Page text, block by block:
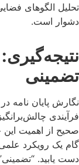
تحلیل الگوهای
دشوار است.
تضمینی
نگارش پایان نامه
فرآیندی
صحیح از اهمیت این
گام یک رویکرد
دست یابید.